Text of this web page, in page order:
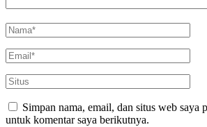
Simpan nama, email, dan situs web saya
untuk komentar saya berikutnya.